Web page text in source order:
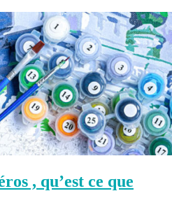
, qu’est ce que